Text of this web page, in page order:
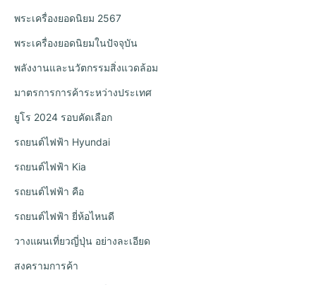
พระเครื่องยอดนิยม 2567
พระเครื่องยอดนิยมในปัจจุบัน
พลังงานและนวัตกรรมสิ่งแวดล้อม
มาตรการการค้าระหว่างประเทศ
ยูโร 2024 รอบคัดเลือก
รถยนต์ไฟฟ้า Hyundai
รถยนต์ไฟฟ้า Kia
รถยนต์ไฟฟ้า คือ
รถยนต์ไฟฟ้า ยี่ห้อไหนดี
วางแผนเที่ยวญี่ปุ่น อย่างละเอียด
สงครามการค้า